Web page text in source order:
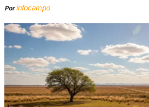
Porinfocampo